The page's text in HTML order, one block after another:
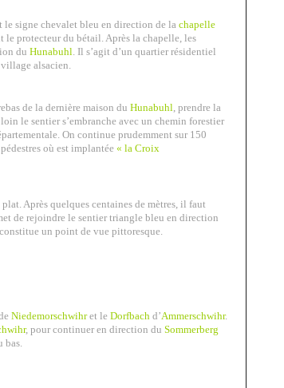
le signe chevalet bleu en direction de la chapelle
le protecteur du bétail. Après la chapelle, les
du Hunabuhl. Il s’agit d’un quartier résidentiel
alsacien.
de la dernière maison du Hunabuhl, prendre la
le sentier s’embranche avec un chemin forestier
On continue prudemment sur 150
où est implantée « la Croix
Après quelques centaines de mètres, il faut
de rejoindre le sentier triangle bleu en direction
un point de vue pittoresque.
Niedemorschwihret le Dorfbach d’Ammerschwihr.
, pour continuer en direction du Sommerberg
bas.